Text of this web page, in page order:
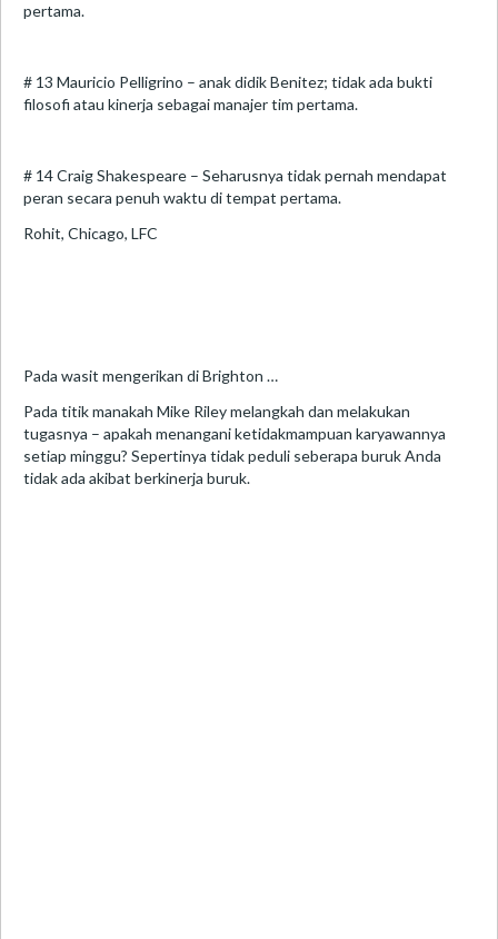
pertama.
# 13 Mauricio Pelligrino – anak didik Benitez; tidak ada bukti
filosofi atau kinerja sebagai manajer tim pertama.
# 14 Craig Shakespeare – Seharusnya tidak pernah mendapat
peran secara penuh waktu di tempat pertama.
Rohit, Chicago, LFC
Pada wasit mengerikan di Brighton …
Pada titik manakah Mike Riley melangkah dan melakukan
tugasnya – apakah menangani ketidakmampuan karyawannya
setiap minggu? Sepertinya tidak peduli seberapa buruk Anda
tidak ada akibat berkinerja buruk.